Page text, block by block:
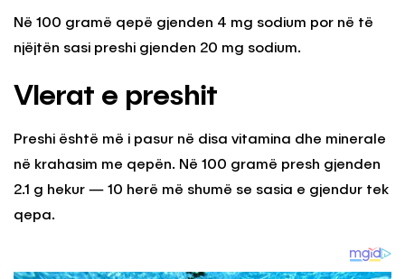
Në 100 gramë qepë gjenden 4 mg sodium por në të
njëjtën sasi preshi gjenden 20 mg sodium.
Vlerat e preshit
Preshi është më i pasur në disa vitamina dhe minerale
në krahasim me qepën. Në 100 gramë presh gjenden
2.1 g hekur — 10 herë më shumë se sasia e gjendur tek
qepa.